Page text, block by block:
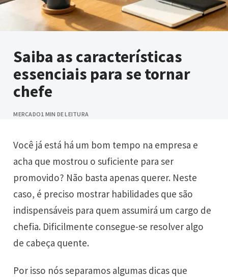
Saiba as características
essenciais para se tornar
chefe
MERCADO1 MIN DE LEITURA
Você já está há um bom tempo na empresa e
acha que mostrou o suficiente para ser
promovido? Não basta apenas querer. Neste
caso, é preciso mostrar habilidades que são
indispensáveis para quem assumirá um cargo de
chefia. Dificilmente consegue-se resolver algo
de cabeça quente.
Por isso nós separamos algumas dicas que